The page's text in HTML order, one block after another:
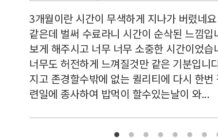
3개월이란 시간이 무색하게 지나가 버렸네
같은데 벌써 수료라니 시간이 순삭된 느낌
보게 해주시고 너무 너무 소중한 시간이었
너무도 허전하게 느껴질것만 같은 기분입니
지고 존경할수밖에 없는 퀼리티에 다시 한
련일에 종사하여 밥먹이 할수있는날이 와...